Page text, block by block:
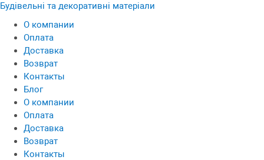
Будівельні та декоративні матеріали
О компании
Оплата
Доставка
Возврат
Контакты
Блог
О компании
Оплата
Доставка
Возврат
Контакты